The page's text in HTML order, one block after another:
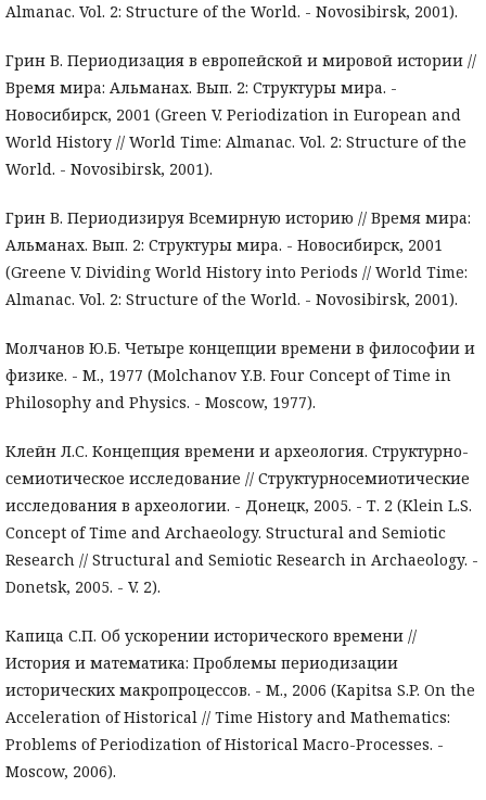
Almanac. Vol. 2: Structure of the World. - Novosibirsk, 2001).
Грин В. Периодизация в европейской и мировой истории //
Время мира: Альманах. Вып. 2: Структуры мира. -
Новосибирск, 2001 (Green V. Periodization in European and
World History // World Time: Almanac. Vol. 2: Structure of the
World. - Novosibirsk, 2001).
Грин В. Периодизируя Всемирную историю // Время мира:
Альманах. Вып. 2: Структуры мира. - Новосибирск, 2001
(Greene V. Dividing World History into Periods // World Time:
Almanac. Vol. 2: Structure of the World. - Novosibirsk, 2001).
Молчанов Ю.Б. Четыре концепции времени в философии и
физике. - М., 1977 (Molchanov Y.B. Four Concept of Time in
Philosophy and Physics. - Moscow, 1977).
Клейн Л.С. Концепция времени и археология. Структурно-
семиотическое исследование // Структурносемиотические
исследования в археологии. - Донецк, 2005. - Т. 2 (Klein L.S.
Concept of Time and Archaeology. Structural and Semiotic
Research // Structural and Semiotic Research in Archaeology. -
Donetsk, 2005. - V. 2).
Капица С.П. Об ускорении исторического времени //
История и математика: Проблемы периодизации
исторических макропроцессов. - М., 2006 (Kapitsa S.P. On the
Acceleration of Historical // Time History and Mathematics:
Problems of Periodization of Historical Macro-Processes. -
Moscow, 2006).